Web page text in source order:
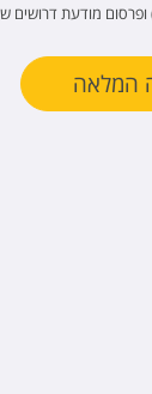
מודעת דרושים
המלאה